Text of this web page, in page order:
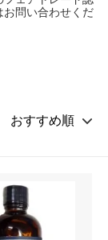
問い合わせくだ